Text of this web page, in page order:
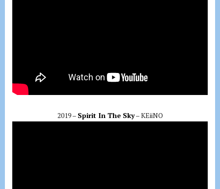
2019 – Spirit In The Sky– KEiiNO